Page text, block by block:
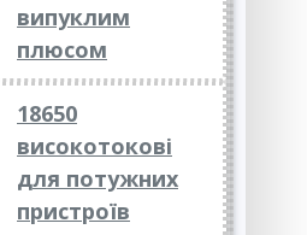
випуклим
плюсом
18650
високотокові
для потужних
пристроїв